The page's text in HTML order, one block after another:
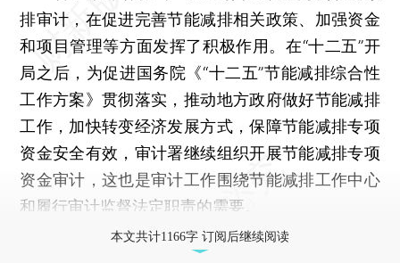
排审计，在促进完善节能减排相关政策、加强资金
和项目管理等方面发挥了积极作用。在“十二五”开
局之后，为促进国务院《“十二五”节能减排综合性
工作方案》贯彻落实，推动地方政府做好节能减排
工作，加快转变经济发展方式，保障节能减排专项
资金安全有效，审计署继续组织开展节能减排专项
资金审计，这也是审计工作围绕节能减排工作中心
和履行审计监督法定职责的需要。
本文共计1166字 订阅后继续阅读